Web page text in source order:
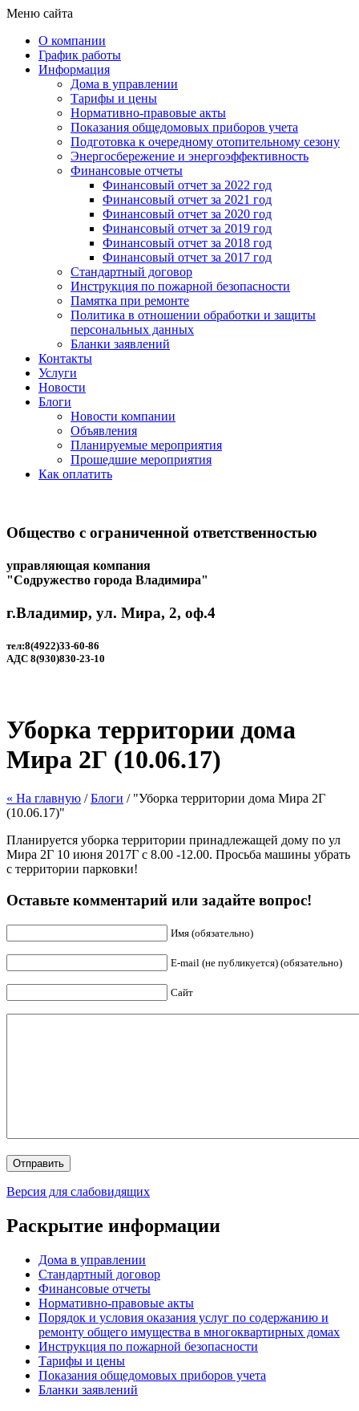
Меню сайта
О компании
График работы
Информация
Дома в управлении
Тарифы и цены
Нормативно-правовые акты
Показания общедомовых приборов учета
Подготовка к очередному отопительному сезону
Энергосбережение и энергоэффективность
Финансовые отчеты
Финансовый отчет за 2022 год
Финансовый отчет за 2021 год
Финансовый отчет за 2020 год
Финансовый отчет за 2019 год
Финансовый отчет за 2018 год
Финансовый отчет за 2017 год
Стандартный договор
Инструкция по пожарной безопасности
Памятка при ремонте
Политика в отношении обработки и защиты
персональных данных
Бланки заявлений
Контакты
Услуги
Новости
Блоги
Новости компании
Объявления
Планируемые мероприятия
Прошедшие мероприятия
Как оплатить
Общество с ограниченной ответственностью
управляющая компания
"Содружество города Владимира"
г.Владимир, ул. Мира, 2, оф.4
тел:8(4922)33-60-86
АДС 8(930)830-23-10
Уборка территории дома
Мира 2Г (10.06.17)
« На главную /Блоги / "Уборка территории дома Мира 2Г
(10.06.17)"
Планируется уборка территории принадлежащей дому по ул
Мира 2Г 10 июня 2017Г с 8.00 -12.00. Просьба машины убрать
с территории парковки!
Оставьте комментарий или задайте вопрос!
Имя (обязательно)
E-mail (не публикуется) (обязательно)
Сайт
Версия для слабовидящих
Раскрытие информации
Дома в управлении
Стандартный договор
Финансовые отчеты
Нормативно-правовые акты
Порядок и условия оказания услуг по содержанию и
ремонту общего имущества в многоквартирных домах
Инструкция по пожарной безопасности
Тарифы и цены
Показания общедомовых приборов учета
Бланки заявлений